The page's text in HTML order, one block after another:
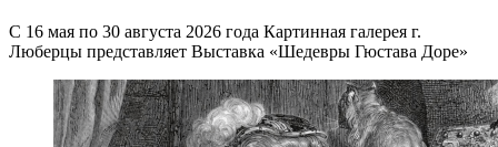
С 16 мая по 30 августа 2026 года Картинная галерея г.
Люберцы представляет Выставка «Шедевры Гюстава Доре»